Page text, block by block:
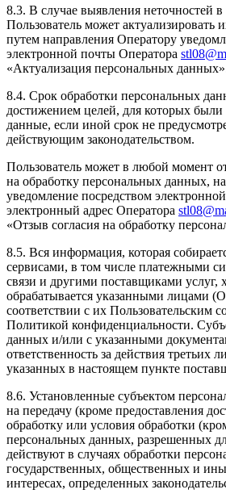
8.3. В случае выявления неточностей
Пользователь может актуализировать
путем направления Оператору
электронной почты Оператора
«Актуализация персональных
8.4. Срок обработки персональных
достижением целей, для которых
данные, если иной срок не
действующим законодательством.
Пользователь может в любой момент
на обработку персональных данных,
уведомление посредством
электронный адрес Оператора
«Отзыв согласия на обработку
8.5. Вся информация, которая
сервисами, в том числе платежными
связи и другими поставщиками услуг,
обрабатывается указанными лицами
соответствии с их Пользовательским
Политикой конфиденциальности.
данных и/или с указанными
ответственность за действия третьих
указанных в настоящем пункте
8.6. Установленные субъектом
на передачу (кроме предоставления
обработку или условия обработки
персональных данных, разрешенных
действуют в случаях обработки
государственных, общественных и
интересах, определенных